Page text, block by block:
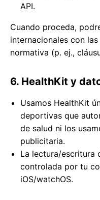
API.
Cuando proceda,
internacionales con
normativa (p. ej.,
6. HealthKit y
Usamos HealthKit
deportivas que
de salud ni los
publicitaria.
La lectura/escritura
controlada por tu
iOS/watchOS.